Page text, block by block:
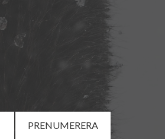
PRENUMERERA